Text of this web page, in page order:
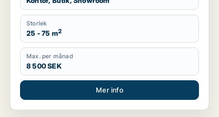
Storlek
25 - 75 m2
Max. per månad
8 500 SEK
Mer info